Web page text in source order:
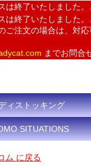
は終了いたしました。
は終了いたしました。
ご注文の場合は、対
までお問合
ィストッキング
SITUATIONS
ム に戻る